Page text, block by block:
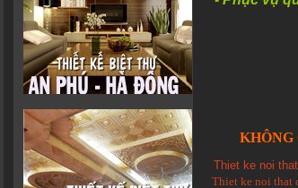
Thiet ke noi that
Thiet ke noi that